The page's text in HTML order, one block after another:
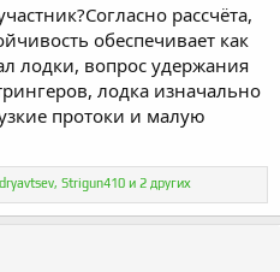
рассчёта,
обеспечивает как
лодки, вопрос удержания
лодка изначально
протоки и малую
, Strigun410 и 2 других